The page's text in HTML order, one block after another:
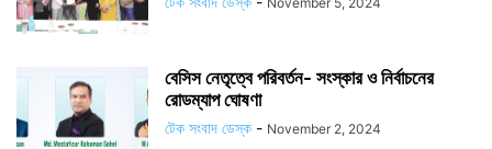
বেসিস নেতৃত্বে পরিবর্তন- সংস্কার ও নির্বাচনের
রোডম্যাপ ঘোষণা
টেক সংবাদ ডেস্ক - November 2, 2024